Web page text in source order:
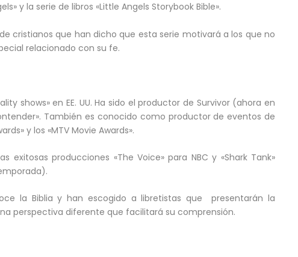
y la serie de libros «Little Angels Storybook Bible».
cristianos que han dicho que esta serie motivará a los que no
relacionado con su fe.
shows» en EE. UU. Ha sido el productor de Survivor (ahora en
También es conocido como productor de eventos de
y los «MTV Movie Awards».
exitosas producciones «The Voice» para NBC y «Shark Tank»
la Biblia y han escogido a libretistas que presentarán la
perspectiva diferente que facilitará su comprensión.